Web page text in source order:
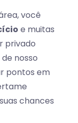
você
e muitas
privado
nosso
pontos em
chances